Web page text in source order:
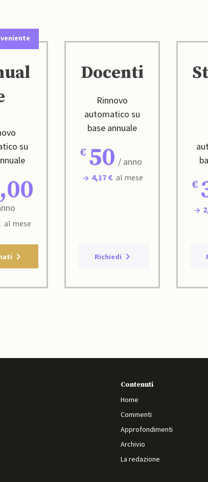
su
al mese
Docenti
Rinnovo
automatico su
base annuale
50 / anno
4,17 € al mese
Richiedi
Contenuti
Home
Commenti
Approfondimenti
Archivio
La redazione